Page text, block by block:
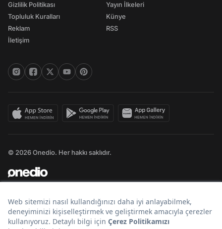
Gizlilik Politikası
Topluluk Kuralları
Reklam
İletişim
Yayın İlkeleri
Künye
RSS
© 2026 Onedio. Her hakkı saklıdır.
Bir markasıdır.